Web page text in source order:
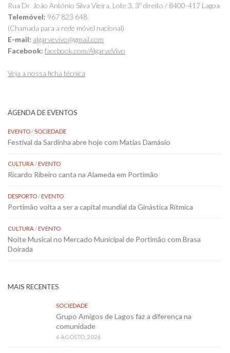
Rua Dr. João António Silva Vieira, Lote 3, 3º direito / 8400-417 Lagoa
Telemóvel: 967 823 648
(Chamada para a rede móvel nacional)
E-mail: algarvevivo@gmail.com
Facebook: facebook.com/AlgarveVivo
Veja a nossa ficha técnica
AGENDA DE EVENTOS
EVENTO/SOCIEDADE
Festival da Sardinha abre hoje com Matias Damásio
CULTURA/EVENTO
Ricardo Ribeiro canta na Alameda em Portimão
DESPORTO/EVENTO
Portimão volta a ser a capital mundial da Ginástica Rítmica
CULTURA/EVENTO
Noite Musical no Mercado Municipal de Portimão com Brasa
Doirada
MAIS RECENTES
SOCIEDADE
Grupo Amigos de Lagos faz a diferença na
comunidade
6 AGOSTO, 2026